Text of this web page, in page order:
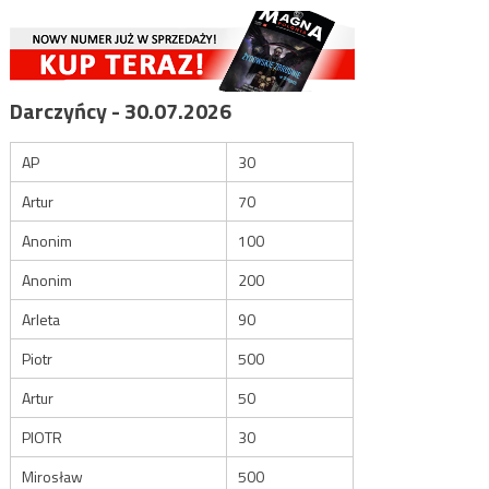
Darczyńcy - 30.07.2026
AP
30
Artur
70
Anonim
100
Anonim
200
Arleta
90
Piotr
500
Artur
50
PIOTR
30
Mirosław
500